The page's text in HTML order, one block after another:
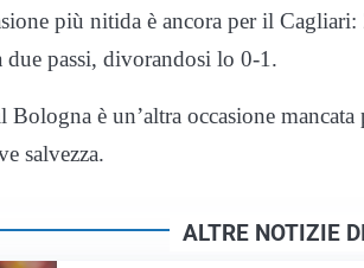
più nitida è ancora per il
passi, divorandosi lo 0-1.
Bologna è un’altra occasione
salvezza.
ALTRE NOTIZIE